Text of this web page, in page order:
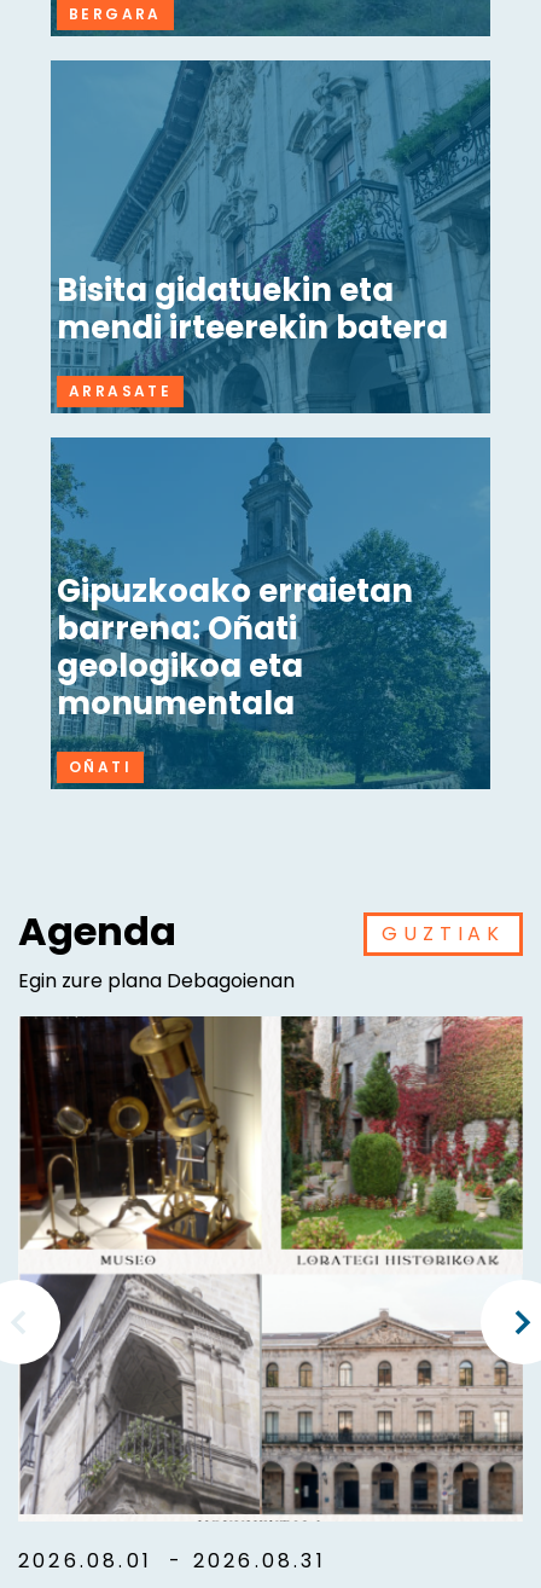
BERGARA
Bisita gidatuekin eta
mendi irteerekin batera
ARRASATE
Gipuzkoako erraietan
barrena: Oñati
geologikoa eta
monumentala
OÑATI
Agenda
Egin zure plana Debagoienan
GUZTIAK
2026.08.01 - 2026.08.31